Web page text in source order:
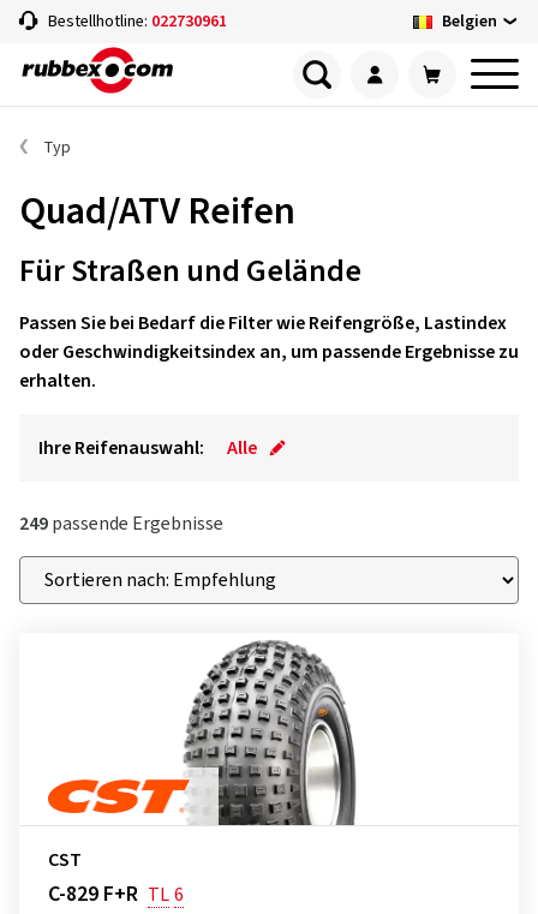
Bestellhotline: 022730961 Belgien
Typ
Quad/ATV Reifen
Für Straßen und Gelände
Passen Sie bei Bedarf die Filter wie Reifengröße, Lastindex
oder Geschwindigkeitsindex an, um passende Ergebnisse zu
erhalten.
Ihre Reifenauswahl: Alle
249passende Ergebnisse
CST
C-829 F+R TL6